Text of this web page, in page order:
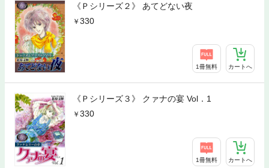
《Ｐシリーズ２》 あてどない夜
330
1冊無料 カートへ
《Ｐシリーズ３》 クァナの宴 Vol．1
330
1冊無料 カートへ